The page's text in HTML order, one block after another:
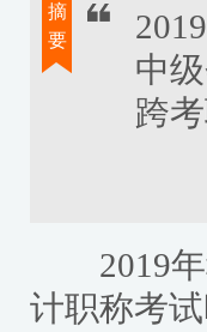
摘
要
中
跨
2019年
计职称考